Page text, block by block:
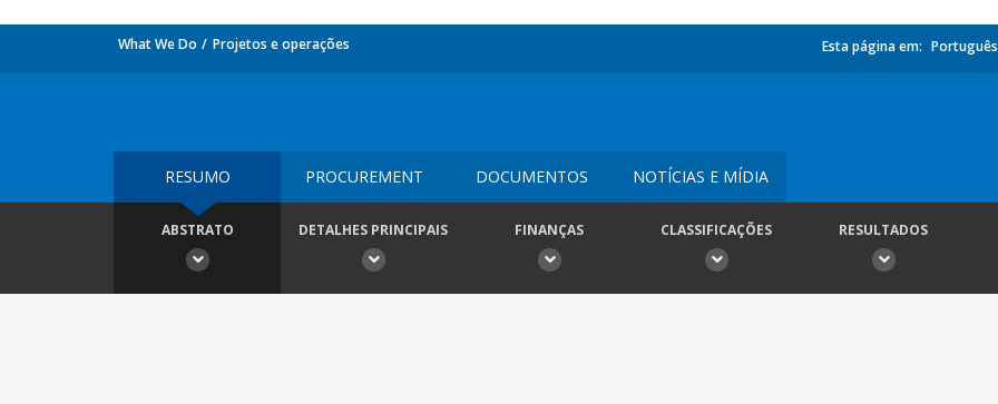
What We Do Projetos e operações Esta página em: Português
RESUMO PROCUREMENT DOCUMENTOS NOTÍCIAS E MÍDIA
ABSTRATO DETALHES PRINCIPAIS FINANÇAS CLASSIFICAÇÕES RESULTADOS